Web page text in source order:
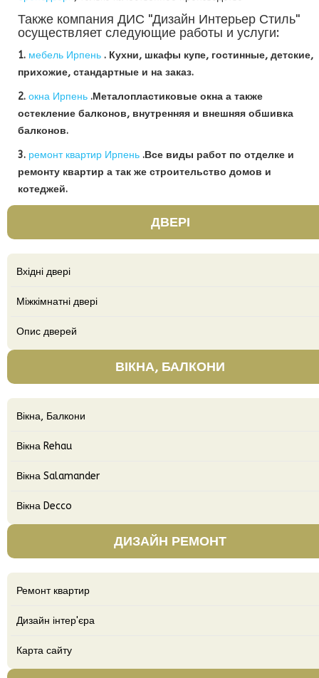
Также компания ДИС "Дизайн Интерьер Стиль"
осуществляет следующие работы и услуги:
1. мебель Ирпень . Кухни, шкафы купе, гостинные, детские,
прихожие, стандартные и на заказ.
2. окна Ирпень .Металопластиковые окна а также
остекление балконов, внутренняя и внешняя обшивка
балконов.
3. ремонт квартир Ирпень .Все виды работ по отделке и
ремонту квартир а так же строительство домов и
котеджей.
ДВЕРІ
Вхідні двері
Міжкімнатні двері
Опис дверей
ВІКНА, БАЛКОНИ
Вікна, Балкони
Вікна Rehau
Вікна Salamander
Вікна Decco
ДИЗАЙН РЕМОНТ
Ремонт квартир
Дизайн інтер'єра
Карта сайту